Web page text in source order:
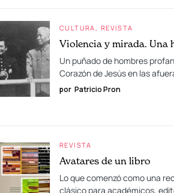
CULTURA REVISTA
Violencia y mirada. Una
Un puñado de hombres
Corazón de Jesús en las
por Patricio Pron
REVISTA
Avatares de un libro
Lo que comenzó como una
clásico para académicos,